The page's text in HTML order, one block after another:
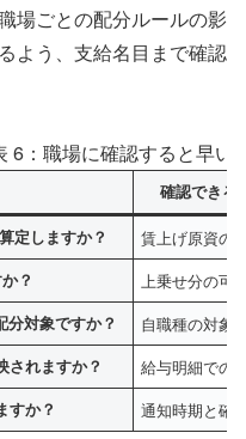
場ごとの配分ルールの影
よう、支給名目まで確認
6：職場に確認すると早い
確認できる
定しますか？ 賃上げ原資の
？ 上乗せ分の可
対象ですか？ 自職種の対象
されますか？ 給与明細での
すか？ 通知時期と確